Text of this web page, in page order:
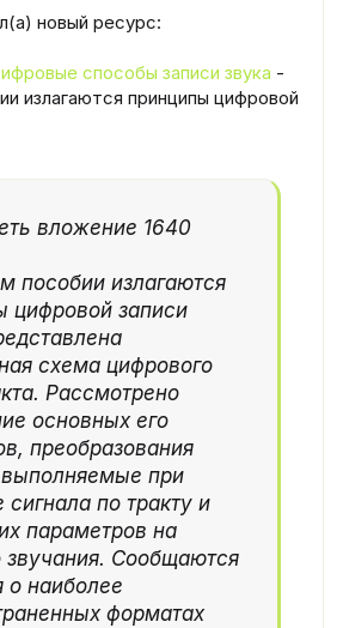
новый ресурс:
способы записи звука -
излагаются принципы цифровой
вложение 1640
пособии излагаются
цифровой записи
схема цифрового
Рассмотрено
основных его
преобразования
выполняемые при
сигнала по тракту и
параметров на
звучания. Сообщаются
о наиболее
форматах